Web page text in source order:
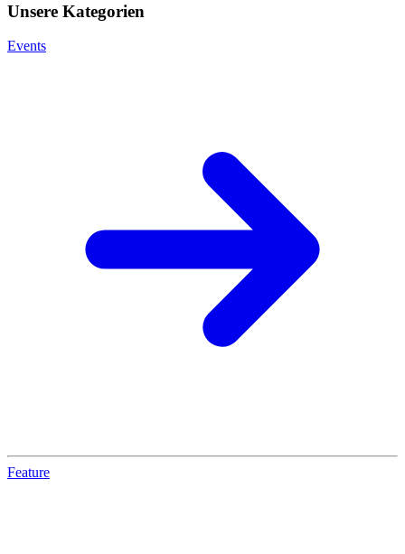
Unsere Kategorien
Events
Feature